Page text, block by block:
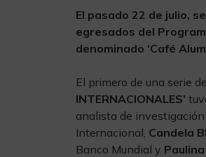
El pasado 22 de julio,
egresados del
denominado ‘Café
El primero de una serie
INTERNACIONALES’
analista de
Internacional, Candela
Banco Mundial y